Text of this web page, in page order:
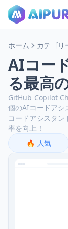
ホーム カテゴリ
AIコー
る最高
GitHub Copilot
個のAIコードアシ
コードアシスタ
率を向上！
🔥 人気